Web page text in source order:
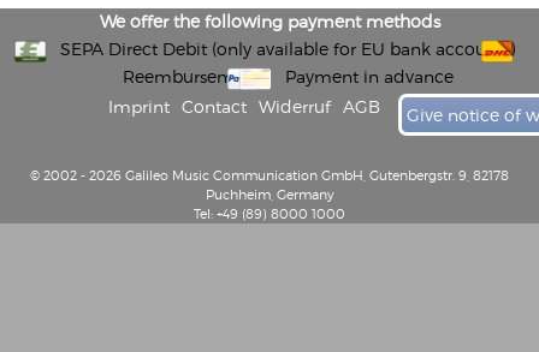
We offer the following payment methods
SEPA Direct Debit (only available for EU bank accounts)
Reembursement
Payment in advance
Imprint
Contact Widerruf AGB Give notice of
© 2002 - 2026 Galileo Music Communication GmbH, Gutenbergstr. 9, 82178
Puchheim, Germany
Tel: +49 (89) 8000 1000